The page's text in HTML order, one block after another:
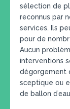
sélection de
reconnus par
services. Ils
pour de
Aucun
interventions
dégorgement
sceptique ou
de ballon